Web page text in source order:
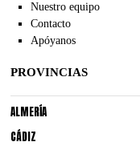
Nuestro equipo
Contacto
Apóyanos
PROVINCIAS
ALMERÍA
CÁDIZ